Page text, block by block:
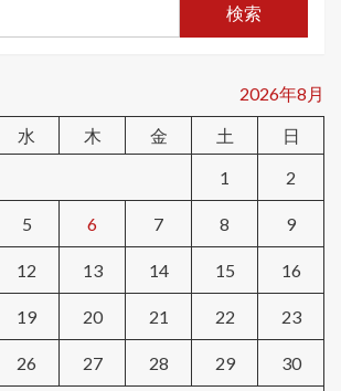
検索
2026年8月
水 木 金 土
日
1
2
5 6 7 8 9
12 13 14 15 16
19 20 21 22 23
26 27 28 29 30